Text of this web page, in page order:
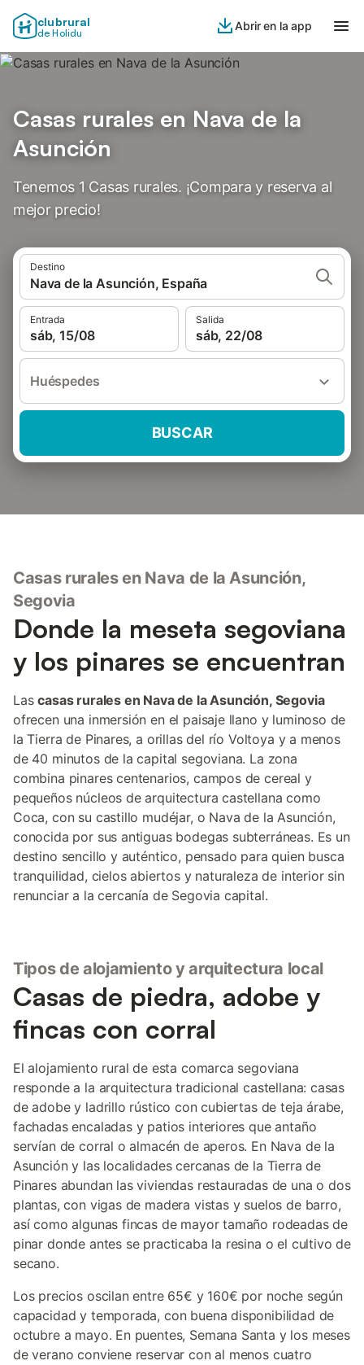
clubrural
de Holidu
Abrir en la app
Casas rurales en Nava de la
Asunción
Tenemos 1 Casas rurales. ¡Compara y reserva al
mejor precio!
Destino
Nava de la Asunción, España
Entrada
sáb, 15/08
Salida
sáb, 22/08
Huéspedes
BUSCAR
Casas rurales en Nava de la Asunción,
Segovia
Donde la meseta segoviana
y los pinares se encuentran
Lascasas rurales en Nava de la Asunción, Segovia
ofrecen una inmersión en el paisaje llano y luminoso de
la Tierra de Pinares, a orillas del río Voltoya y a menos
de 40 minutos de la capital segoviana. La zona
combina pinares centenarios, campos de cereal y
pequeños núcleos de arquitectura castellana como
Coca, con su castillo mudéjar, o Nava de la Asunción,
conocida por sus antiguas bodegas subterráneas. Es un
destino sencillo y auténtico, pensado para quien busca
tranquilidad, cielos abiertos y naturaleza de interior sin
renunciar a la cercanía de Segovia capital.
Tipos de alojamiento y arquitectura local
Casas de piedra, adobe y
fincas con corral
El alojamiento rural de esta comarca segoviana
responde a la arquitectura tradicional castellana: casas
de adobe y ladrillo rústico con cubiertas de teja árabe,
fachadas encaladas y patios interiores que antaño
servían de corral o almacén de aperos. En Nava de la
Asunción y las localidades cercanas de la Tierra de
Pinares abundan las viviendas restauradas de una o dos
plantas, con vigas de madera vistas y suelos de barro,
así como algunas fincas de mayor tamaño rodeadas de
pinar donde antes se practicaba la resina o el cultivo de
secano.
Los precios oscilan entre 65€ y 160€ por noche según
capacidad y temporada, con buena disponibilidad de
octubre a mayo. En puentes, Semana Santa y los meses
de verano conviene reservar con al menos cuatro